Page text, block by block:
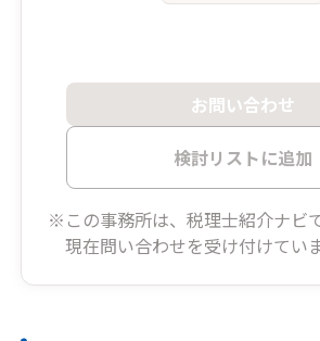
お問い合わせ
検討リストに追加
※この事務所は、税理士紹介ナビ
現在問い合わせを受け付けてい